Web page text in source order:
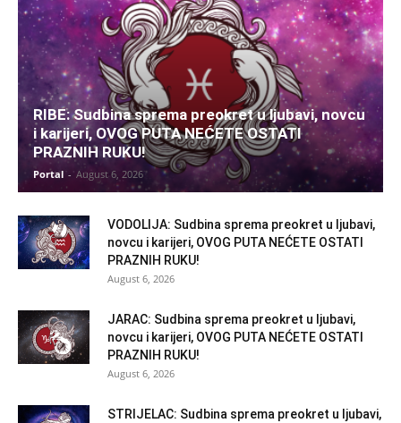
RIBE: Sudbina sprema preokret u ljubavi, novcu
i karijeri, OVOG PUTA NEĆETE OSTATI
PRAZNIH RUKU!
Portal - August 6, 2026
VODOLIJA: Sudbina sprema preokret u ljubavi,
novcu i karijeri, OVOG PUTA NEĆETE OSTATI
PRAZNIH RUKU!
August 6, 2026
JARAC: Sudbina sprema preokret u ljubavi,
novcu i karijeri, OVOG PUTA NEĆETE OSTATI
PRAZNIH RUKU!
August 6, 2026
STRIJELAC: Sudbina sprema preokret u ljubavi,